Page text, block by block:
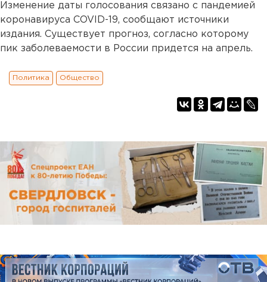
Изменение даты голосования связано с пандемией
коронавируса COVID-19, сообщают источники
издания. Существует прогноз, согласно которому
пик заболеваемости в России придется на апрель.
Политика Общество